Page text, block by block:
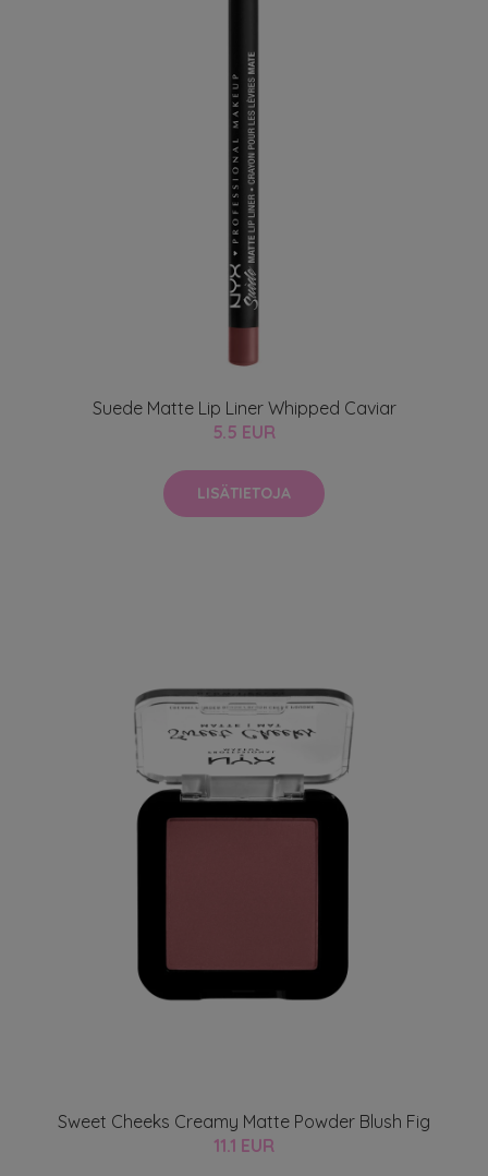
Suede Matte Lip Liner Whipped Caviar
5.5 EUR
LISÄTIETOJA
Sweet Cheeks Creamy Matte Powder Blush Fig
11.1 EUR